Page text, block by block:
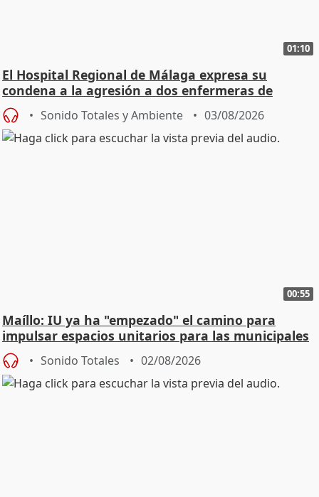
01:10
El Hospital Regional de Málaga expresa su
condena a la agresión a dos enfermeras de
Urgencias
Sonido Totales y Ambiente 03/08/2026
00:55
Maíllo: IU ya ha "empezado" el camino para
impulsar espacios unitarios para las municipales
Sonido Totales 02/08/2026